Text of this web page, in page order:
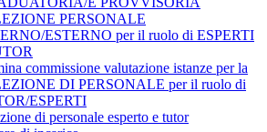
PERSONALE
ESTERNO per il ruolo di ESPERTI
commissione valutazione istanze per la
DI PERSONALE per il ruolo di
ESPERTI
di personale esperto e tutor